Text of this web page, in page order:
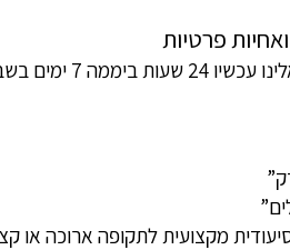
פרטיות
7 ימים בשבוע
מקצועית לתקופה ארוכה או